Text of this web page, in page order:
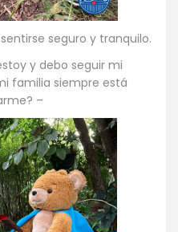
seguro y tranquilo.
y debo seguir mi
familia siempre está
–